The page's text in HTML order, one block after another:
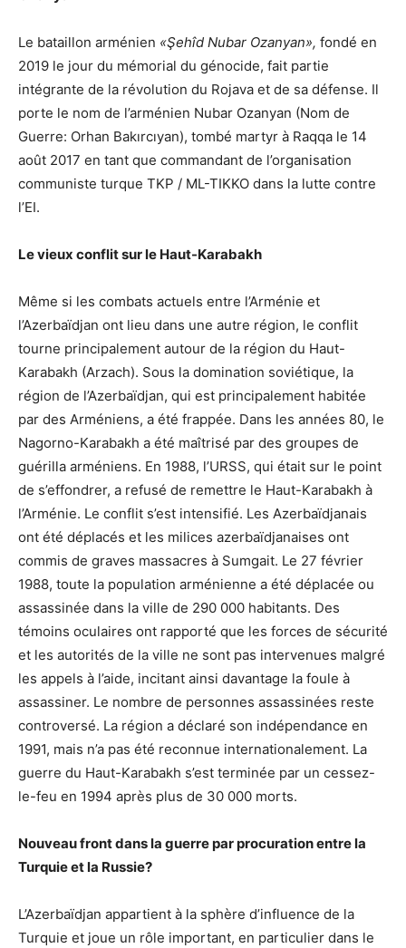
Le bataillon arménien «Şehîd Nubar Ozanyan», fondé en
2019 le jour du mémorial du génocide, fait partie
intégrante de la révolution du Rojava et de sa défense. Il
porte le nom de l’arménien Nubar Ozanyan (Nom de
Guerre: Orhan Bakırcıyan), tombé martyr à Raqqa le 14
août 2017 en tant que commandant de l’organisation
communiste turque TKP / ML-TIKKO dans la lutte contre
l’EI.
Le vieux conflit sur le Haut-Karabakh
Même si les combats actuels entre l’Arménie et
l’Azerbaïdjan ont lieu dans une autre région, le conflit
tourne principalement autour de la région du Haut-
Karabakh (Arzach). Sous la domination soviétique, la
région de l’Azerbaïdjan, qui est principalement habitée
par des Arméniens, a été frappée. Dans les années 80, le
Nagorno-Karabakh a été maîtrisé par des groupes de
guérilla arméniens. En 1988, l’URSS, qui était sur le point
de s’effondrer, a refusé de remettre le Haut-Karabakh à
l’Arménie. Le conflit s’est intensifié. Les Azerbaïdjanais
ont été déplacés et les milices azerbaïdjanaises ont
commis de graves massacres à Sumgait. Le 27 février
1988, toute la population arménienne a été déplacée ou
assassinée dans la ville de 290 000 habitants. Des
témoins oculaires ont rapporté que les forces de sécurité
et les autorités de la ville ne sont pas intervenues malgré
les appels à l’aide, incitant ainsi davantage la foule à
assassiner. Le nombre de personnes assassinées reste
controversé. La région a déclaré son indépendance en
1991, mais n’a pas été reconnue internationalement. La
guerre du Haut-Karabakh s’est terminée par un cessez-
le-feu en 1994 après plus de 30 000 morts.
Nouveau front dans la guerre par procuration entre la
Turquie et la Russie?
L’Azerbaïdjan appartient à la sphère d’influence de la
Turquie et joue un rôle important, en particulier dans le